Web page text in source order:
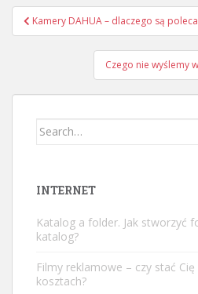
Nawigacja
wpisu
Kamery DAHUA – dlaczego są
Czego nie wyślemy
Search
INTERNET
Katalog a folder. Jak stworzyć
katalog?
Filmy reklamowe – czy stać
kosztach?